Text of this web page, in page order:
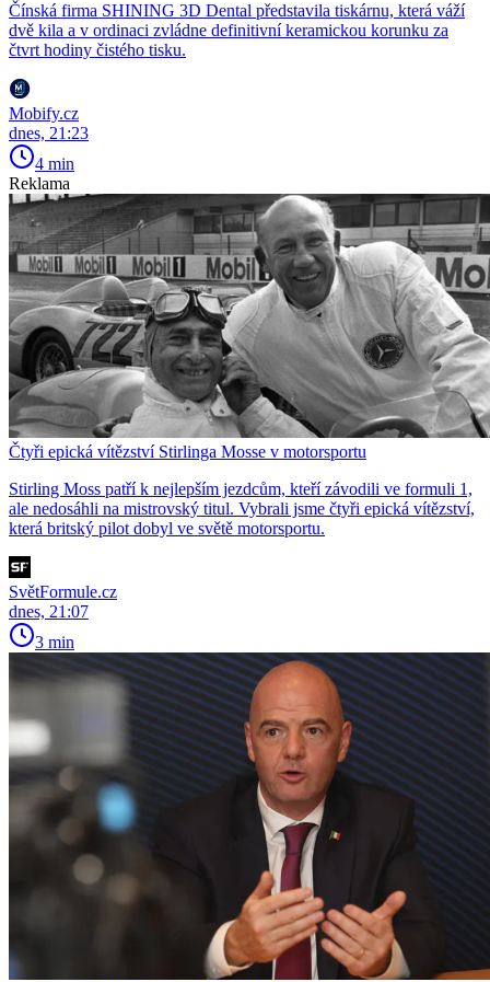
Čínská firma SHINING 3D Dental představila tiskárnu, která váží
dvě kila a v ordinaci zvládne definitivní keramickou korunku za
čtvrt hodiny čistého tisku.
Mobify.cz
dnes, 21:23
4 min
Reklama
Čtyři epická vítězství Stirlinga Mosse v motorsportu
Stirling Moss patří k nejlepším jezdcům, kteří závodili ve formuli 1,
ale nedosáhli na mistrovský titul. Vybrali jsme čtyři epická vítězství,
která britský pilot dobyl ve světě motorsportu.
SvětFormule.cz
dnes, 21:07
3 min